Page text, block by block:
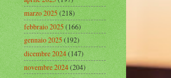
marzo 2025(218)
febbraio 2025(166)
gennaio 2025(192)
dicembre 2024(147)
novembre 2024(204)